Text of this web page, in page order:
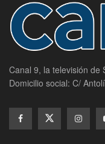
Canal 9, la televisión de
Domicilio social: C/